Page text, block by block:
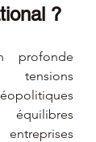
?
profonde